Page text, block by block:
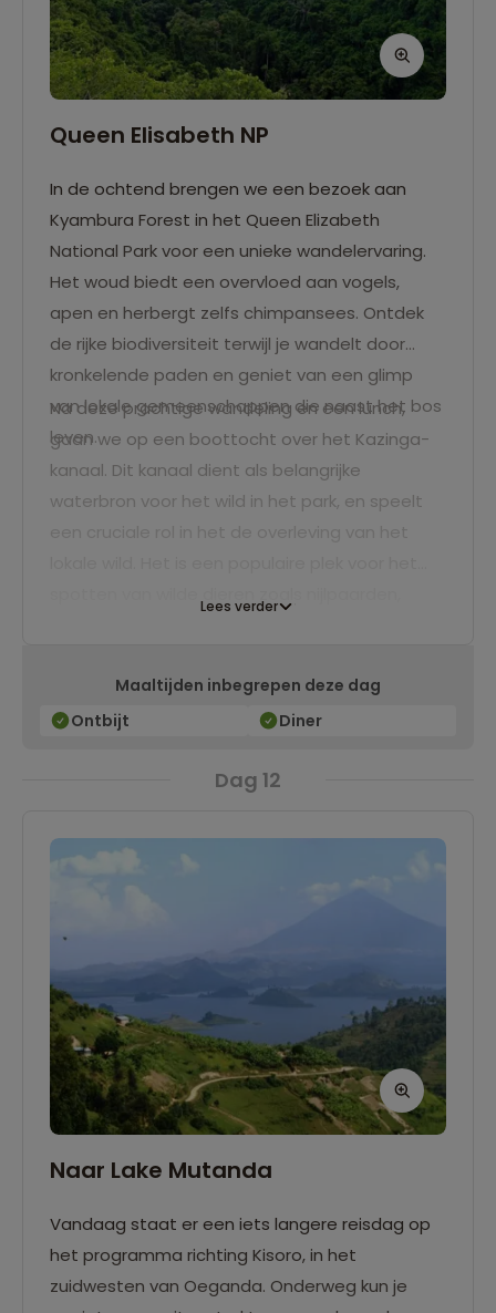
Queen Elisabeth NP
In de ochtend brengen we een bezoek aan
Kyambura Forest in het Queen Elizabeth
National Park voor een unieke wandelervaring.
Het woud biedt een overvloed aan vogels,
apen en herbergt zelfs chimpansees. Ontdek
de rijke biodiversiteit terwijl je wandelt door
kronkelende paden en geniet van een glimp
van lokale gemeenschappen die naast het bos
leven.
Na deze prachtige wandeling en een lunch,
gaan we op een boottocht over het Kazinga-
kanaal. Dit kanaal dient als belangrijke
waterbron voor het wild in het park, en speelt
Lees verder
Maaltijden inbegrepen deze dag
Ontbijt
Diner
Dag 12
Naar Lake Mutanda
Vandaag staat er een iets langere reisdag op
het programma richting Kisoro, in het
zuidwesten van Oeganda. Onderweg kun je